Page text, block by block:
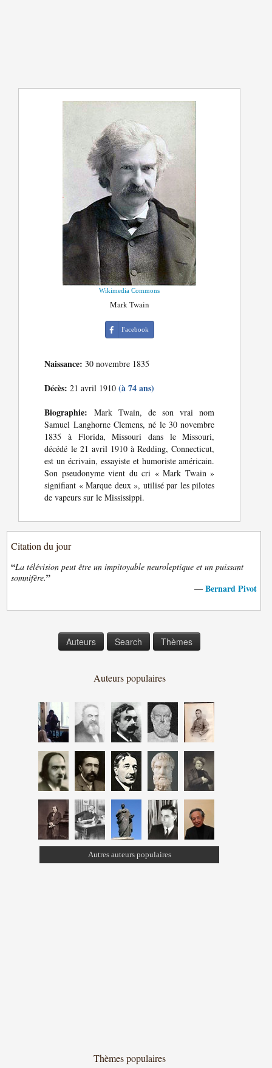
Wikimedia Commons
Mark Twain
Facebook
Naissance: 30 novembre 1835
Décès: 21 avril 1910(à 74 ans)
Biographie: Mark Twain, de son vrai nom
Samuel Langhorne Clemens, né le 30 novembre
1835 à Florida, Missouri dans le Missouri,
décédé le 21 avril 1910 à Redding, Connecticut,
est un écrivain, essayiste et humoriste américain.
Son pseudonyme vient du cri « Mark Twain »
signifiant « Marque deux », utilisé par les pilotes
de vapeurs sur le Mississippi.
Citation du jour
“La télévision peut être un impitoyable neuroleptique et un puissant
somnifère.”
— Bernard Pivot
Auteurs Search Thèmes
Auteurs populaires
Autres auteurs populaires
Thèmes populaires